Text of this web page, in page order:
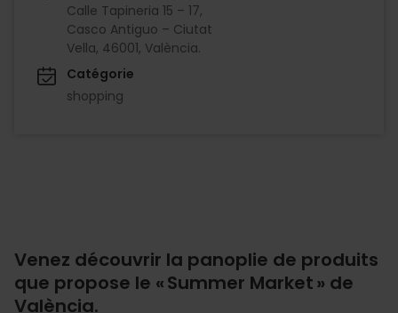
Calle Tapineria 15 – 17,
Casco Antiguo – Ciutat
Vella, 46001, València.
Catégorie
shopping
Venez découvrir la panoplie de produits
que propose le « Summer Market » de
València.